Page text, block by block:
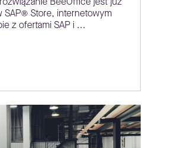
SAP® Store, internetowym
z ofertami SAP i ...